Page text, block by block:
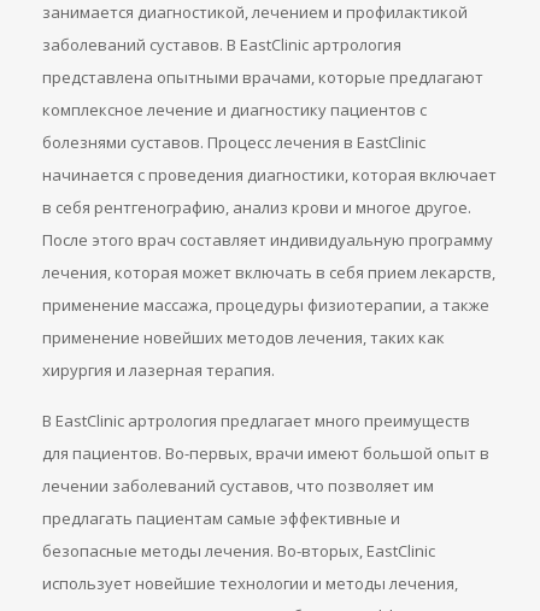
занимается диагностикой, лечением и профилактикой
заболеваний суставов. В EastClinic артрология
представлена опытными врачами, которые предлагают
комплексное лечение и диагностику пациентов с
болезнями суставов. Процесс лечения в EastClinic
начинается с проведения диагностики, которая включает
в себя рентгенографию, анализ крови и многое другое.
После этого врач составляет индивидуальную программу
лечения, которая может включать в себя прием лекарств,
применение массажа, процедуры физиотерапии, а также
применение новейших методов лечения, таких как
хирургия и лазерная терапия.
В EastClinic артрология предлагает много преимуществ
для пациентов. Во-первых, врачи имеют большой опыт в
лечении заболеваний суставов, что позволяет им
предлагать пациентам самые эффективные и
безопасные методы лечения. Во-вторых, EastClinic
использует новейшие технологии и методы лечения,